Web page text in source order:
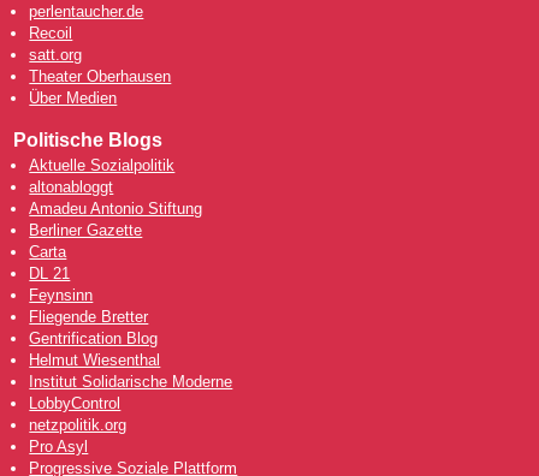
perlentaucher.de
Recoil
satt.org
Theater Oberhausen
Über Medien
Politische Blogs
Aktuelle Sozialpolitik
altonabloggt
Amadeu Antonio Stiftung
Berliner Gazette
Carta
DL 21
Feynsinn
Fliegende Bretter
Gentrification Blog
Helmut Wiesenthal
Institut Solidarische Moderne
LobbyControl
netzpolitik.org
Pro Asyl
Progressive Soziale Plattform